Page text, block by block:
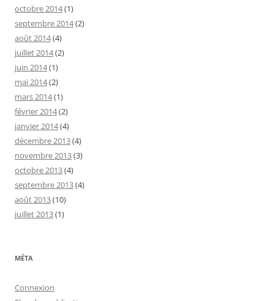
octobre 2014(1)
septembre 2014(2)
août 2014(4)
juillet 2014(2)
juin 2014(1)
mai 2014(2)
mars 2014(1)
février 2014(2)
janvier 2014(4)
décembre 2013(4)
novembre 2013(3)
octobre 2013(4)
septembre 2013(4)
août 2013(10)
juillet 2013(1)
MÉTA
Connexion